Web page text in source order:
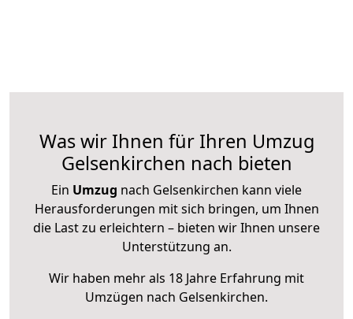
Was wir Ihnen für Ihren Umzug
Gelsenkirchen nach bieten
Ein Umzug nach Gelsenkirchen kann viele
Herausforderungen mit sich bringen, um Ihnen
die Last zu erleichtern – bieten wir Ihnen unsere
Unterstützung an.
Wir haben mehr als 18 Jahre Erfahrung mit
Umzügen nach Gelsenkirchen.